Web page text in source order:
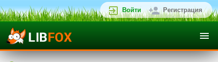
Войти Регистрация